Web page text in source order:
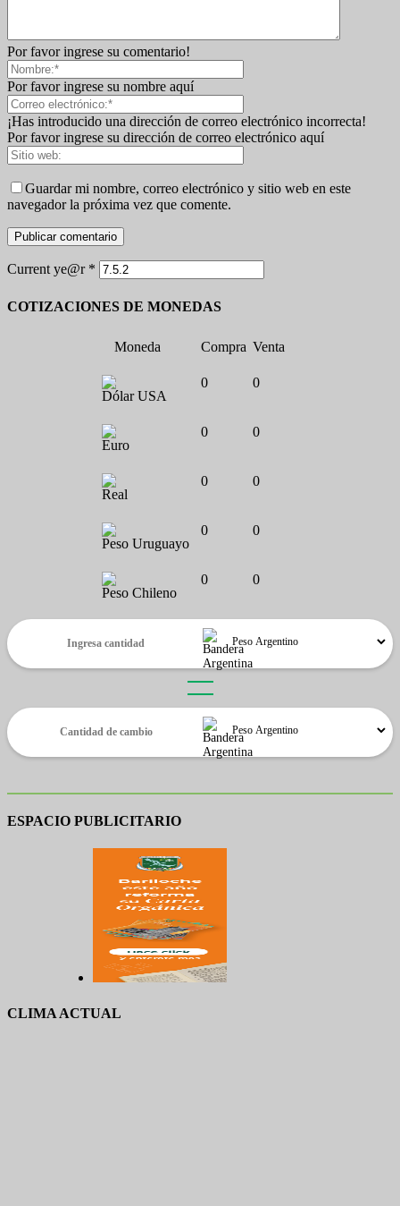
Por favor ingrese su comentario!
Por favor ingrese su nombre aquí
¡Has introducido una dirección de correo electrónico incorrecta!
Por favor ingrese su dirección de correo electrónico aquí
Guardar mi nombre, correo electrónico y sitio web en este
navegador la próxima vez que comente.
Current ye@r *
COTIZACIONES DE MONEDAS
Moneda Compra Venta
Dólar USA
0 0
Euro
0 0
Real
0 0
Peso Uruguayo
0 0
Peso Chileno
0 0
ESPACIO PUBLICITARIO
CLIMA ACTUAL